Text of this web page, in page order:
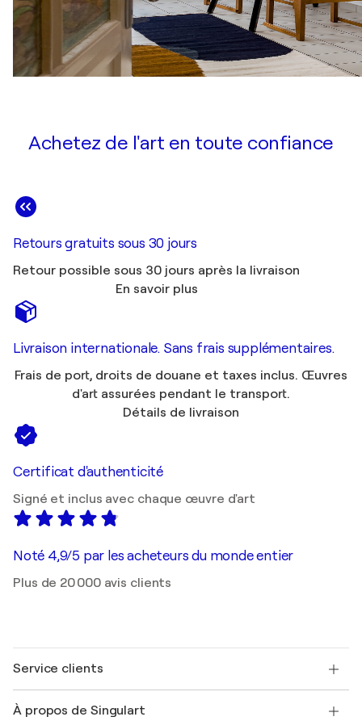
Achetez de l'art en toute confiance
Retours gratuits sous 30 jours
Retour possible sous 30 jours après la livraison
En savoir plus
Livraison internationale. Sans frais supplémentaires.
Frais de port, droits de douane et taxes inclus. Œuvres
d'art assurées pendant le transport.
Détails de livraison
Certificat d'authenticité
Signé et inclus avec chaque œuvre d'art
Noté 4,9/5 par les acheteurs du monde entier
Plus de 20 000 avis clients
Service clients
Expédition
À propos de Singulart